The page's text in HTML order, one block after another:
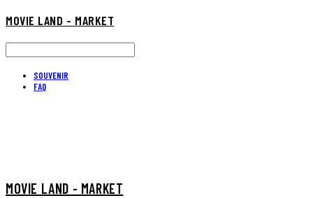
MOVIE LAND - MARKET
SOUVENIR
FAQ
MOVIE LAND - MARKET